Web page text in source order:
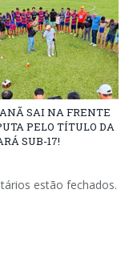
SAI NA FRENTE
PELO TÍTULO DA
SUB-17!
estão fechados.